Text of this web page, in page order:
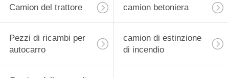
Camion del trattore camion betoniera
Pezzi di ricambi per
autocarro
camion di estinzione
di incendio